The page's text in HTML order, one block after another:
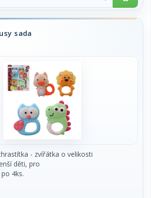
sada
- zvířátka o velikosti
děti, pro
4ks.
je odjakživa oblíbená hračka